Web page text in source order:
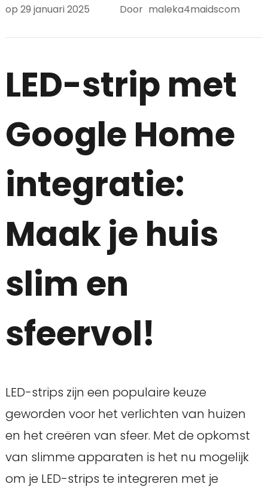
op 29 januari 2025 Door maleka4maidscom
LED-strip met
Google Home
integratie:
Maak je huis
slim en
sfeervol!
LED-strips zijn een populaire keuze
geworden voor het verlichten van huizen
en het creëren van sfeer. Met de opkomst
van slimme apparaten is het nu mogelijk
om je LED-strips te integreren met je